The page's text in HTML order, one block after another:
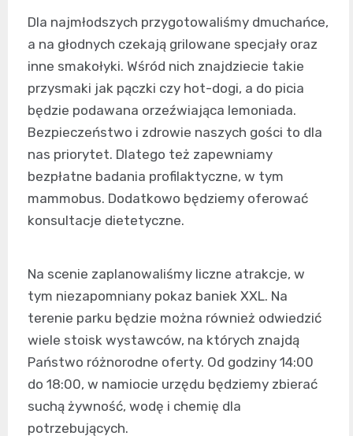
Dla najmłodszych przygotowaliśmy dmuchańce,
a na głodnych czekają grilowane specjały oraz
inne smakołyki. Wśród nich znajdziecie takie
przysmaki jak pączki czy hot-dogi, a do picia
będzie podawana orzeźwiająca lemoniada.
Bezpieczeństwo i zdrowie naszych gości to dla
nas priorytet. Dlatego też zapewniamy
bezpłatne badania profilaktyczne, w tym
mammobus. Dodatkowo będziemy oferować
konsultacje dietetyczne.
Na scenie zaplanowaliśmy liczne atrakcje, w
tym niezapomniany pokaz baniek XXL. Na
terenie parku będzie można również odwiedzić
wiele stoisk wystawców, na których znajdą
Państwo różnorodne oferty. Od godziny 14:00
do 18:00, w namiocie urzędu będziemy zbierać
suchą żywność, wodę i chemię dla
potrzebujących.